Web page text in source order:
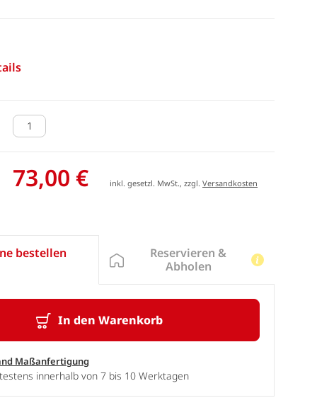
73,00 € inkl. gesetzl. MwSt., zzgl.Versandkosten
bestellen
In den Warenkorb
Maßanfertigung
innerhalb von 7 bis 10 Werktagen
Reservieren &
Abholen